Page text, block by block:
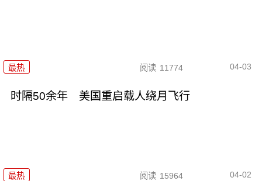
最热 阅读 11774 04-03
时隔50余年 美国重启载人绕月飞行
最热 阅读 15964 04-02